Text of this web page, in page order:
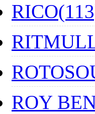
ROY